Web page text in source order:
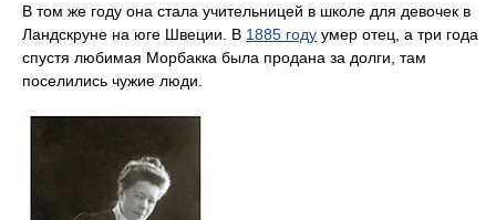
В том же году она стала учительницей в школе для девочек в
Ландскруне на юге Швеции. В 1885 году умер отец, а три года
спустя любимая Морбакка была продана за долги, там
поселились чужие люди.